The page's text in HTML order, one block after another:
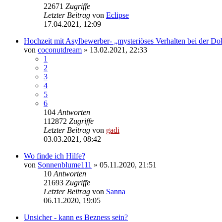
22671 Zugriffe
Letzter Beitrag von Eclipse
17.04.2021, 12:09
Hochzeit mit Asylbewerber- „mysteriöses Verhalten bei der
von coconutdream » 13.02.2021, 22:33
1
2
3
4
5
6
104 Antworten
112872 Zugriffe
Letzter Beitrag von gadi
03.03.2021, 08:42
Wo finde ich Hilfe?
von Sonnenblume111 » 05.11.2020, 21:51
10 Antworten
21693 Zugriffe
Letzter Beitrag von Sanna
06.11.2020, 19:05
Unsicher - kann es Bezness sein?